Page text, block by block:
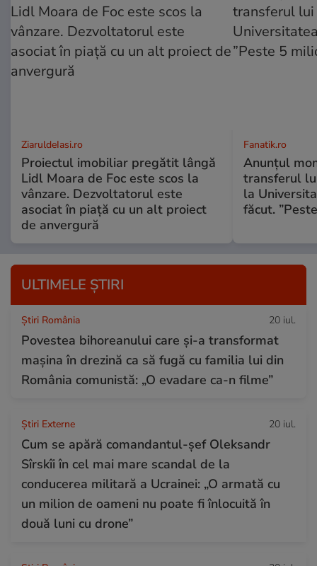
ZiaruldeIasi.ro
Proiectul imobiliar pregătit lângă
Lidl Moara de Foc este scos la
vânzare. Dezvoltatorul este
asociat în piață cu un alt proiect
de anvergură
Fanatik.ro
Anunțul
transferul
la
făcut.
ULTIMELE ȘTIRI
Știri România 20 iul.
Povestea bihoreanului care și-a transformat
mașina în drezină ca să fugă cu familia lui din
România comunistă: „O evadare ca-n filme”
Știri Externe 20 iul.
Cum se apără comandantul-șef Oleksandr
Sîrskîi în cel mai mare scandal de la
conducerea militară a Ucrainei: „O armată cu
un milion de oameni nu poate fi înlocuită în
două luni cu drone”